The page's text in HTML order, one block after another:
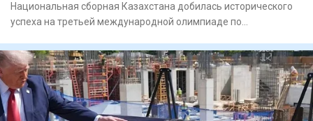
Национальная сборная Казахстана добилась исторического
успеха на третьей международной олимпиаде по